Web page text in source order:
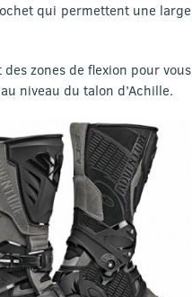
qui permettent une large
zones de flexion pour vous
niveau du talon d’Achille.